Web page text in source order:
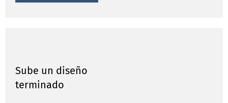
Sube un diseño
terminado